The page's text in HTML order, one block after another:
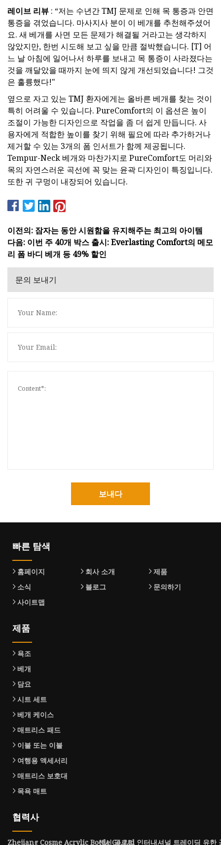
레이브 리뷰 : “저는 수년간 TMJ 문제로 인해 목 통증과 안면
통증을 겪었습니다. 마사지사 분이 이 베개를 추천해주셨어
요. 새 베개를 사면 모든 문제가 해결될 거라고는 생각하지
않았지만, 한번 시도해 보고 싶을 만큼 절박했습니다. [T] 어
느 날 아침에 일어나서 하루를 보내고 목 통증이 사라졌다는
것을 깨달았을 때까지 눈에 띄지 않게 개선되었습니다! 그것
은 훌륭했다!"
옆으로 자고 있는 TMJ 환자에게는 올바른 베개를 찾는 것이
특히 어려울 수 있습니다. PureComfort의 이 옵션은 높이
조절이 가능한 디자인으로 작업을 좀 더 쉽게 만듭니다. 사
용자에게 적합한 높이를 찾기 위해 필요에 따라 추가하거나
제거할 수 있는 3개의 폼 인서트가 함께 제공됩니다.
Tempur-Neck 베개와 마찬가지로 PureComfort도 머리와
목의 자연스러운 곡선에 꼭 맞는 윤곽 디자인이 특징입니다.
또한 귀 구멍이 내장되어 있습니다.
이전의: 잠자는 동안 시원함을 유지해주는 최고의 아이템
다음: 이번 주 40개 박스 출시: Everlasting Comfort의 메모
리 폼 바디 베개 등 49% 할인
문의 보내기
보내다
빠른 탐색
홈페이지 회사 소개
제품
소식
블로그
문의하기
사이트맵
제품
욕조
베개
담요
시트 세트
베개 케이스
매트리스 패드
이불 또는 이불
여행용 액세서리
매트리스 보호대
목욕 매트
협력사
Zhejiang Cosme Acrylic Bottle Co.,Ltd산시 글로리 인터내셔널 트레이딩 유한